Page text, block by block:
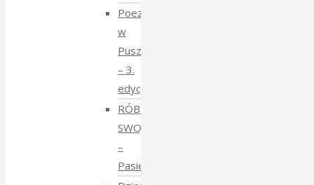
Poezja
w
Puszczy
– 3.
edycja
RÓBMY
SWOJE
–
Pasieki